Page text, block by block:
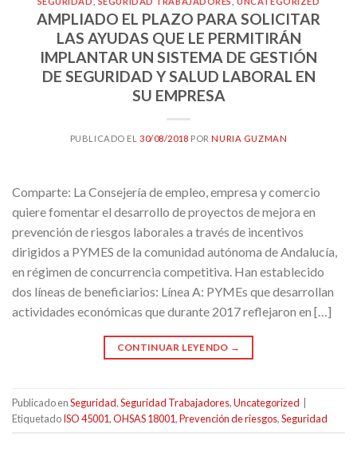
AMPLIADO EL PLAZO PARA SOLICITAR
LAS AYUDAS QUE LE PERMITIRÁN
IMPLANTAR UN SISTEMA DE GESTIÓN
DE SEGURIDAD Y SALUD LABORAL EN
SU EMPRESA
PUBLICADO EL30/08/2018 PORNURIA GUZMAN
Comparte: La Consejería de empleo, empresa y comercio
quiere fomentar el desarrollo de proyectos de mejora en
prevención de riesgos laborales a través de incentivos
dirigidos a PYMES de la comunidad autónoma de Andalucía,
en régimen de concurrencia competitiva. Han establecido
dos líneas de beneficiarios: Línea A: PYMEs que desarrollan
actividades económicas que durante 2017 reflejaron en […]
CONTINUAR LEYENDO →
Publicado enSeguridad,Seguridad Trabajadores,Uncategorized |
EtiquetadoISO 45001,OHSAS 18001,Prevención de riesgos,Seguridad